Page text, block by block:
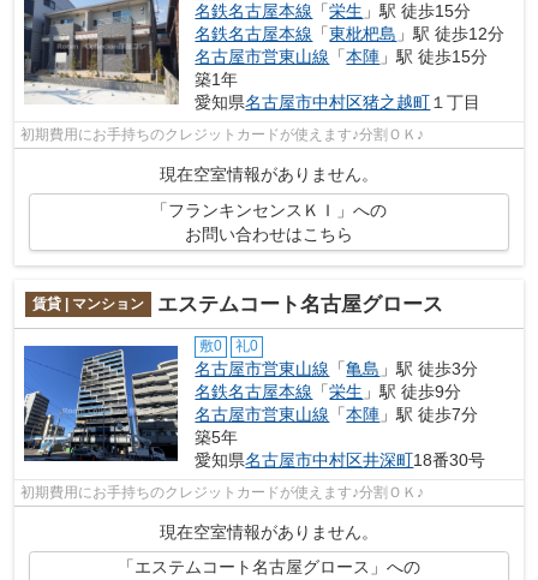
名鉄名古屋本線 「栄生 」駅 徒歩15分
名鉄名古屋本線 「東枇杷島 」駅 徒歩12分
名古屋市営東山線 「本陣 」駅 徒歩15分
築1年
愛知県名古屋市中村区猪之越町 １丁目
初期費用にお手持ちのクレジットカードが使えます♪分割ＯＫ♪
現在空室情報がありません。
「フランキンセンスＫＩ」への
お問い合わせはこちら
賃貸 | マンション エステムコート名古屋グロース
敷0 礼0
名古屋市営東山線 「亀島 」駅 徒歩3分
名鉄名古屋本線 「栄生 」駅 徒歩9分
名古屋市営東山線 「本陣 」駅 徒歩7分
築5年
愛知県名古屋市中村区井深町18番30号
初期費用にお手持ちのクレジットカードが使えます♪分割ＯＫ♪
現在空室情報がありません。
「エステムコート名古屋グロース」への